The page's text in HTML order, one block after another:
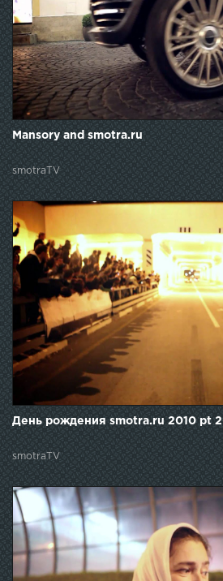
Mansory and smotra.ru
smotraTV
День рождения smotra.ru 2010 pt 2
smotraTV